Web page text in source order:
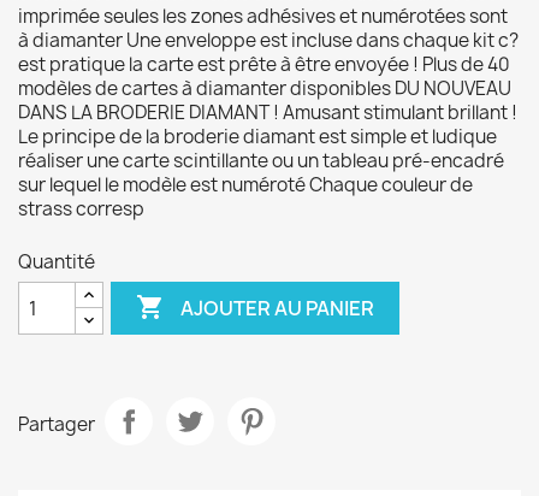
imprimée seules les zones adhésives et numérotées sont
à diamanter Une enveloppe est incluse dans chaque kit c?
est pratique la carte est prête à être envoyée ! Plus de 40
modèles de cartes à diamanter disponibles DU NOUVEAU
DANS LA BRODERIE DIAMANT ! Amusant stimulant brillant !
Le principe de la broderie diamant est simple et ludique
réaliser une carte scintillante ou un tableau pré-encadré
sur lequel le modèle est numéroté Chaque couleur de
strass corresp
Quantité
 AJOUTER AU PANIER
Partager